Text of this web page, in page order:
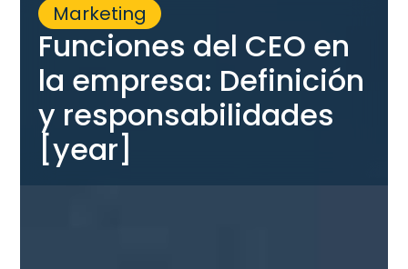
Marketing
Funciones del CEO en
la empresa: Definición
y responsabilidades
[year]